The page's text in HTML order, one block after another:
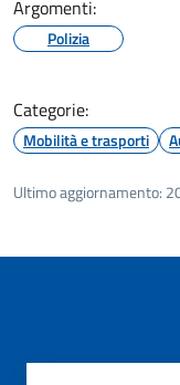
Argomenti:
Polizia
Categorie:
Mobilità e trasporti
Ultimo aggiornamento: